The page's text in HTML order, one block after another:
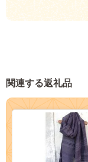
関連する返礼品